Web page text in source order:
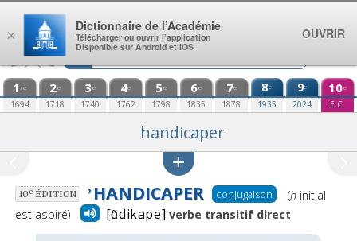
Aller au contenu
1 re
1694
2e
1718
3e
1740
4e
1762
5e
1798
6e
1835
7e
1878
8e
1935
9e
2024
10e
E.C.
handicaper
10eÉDITION ’ HANDICAPER conjugaison
:
(hinitial
est aspiré)
[ɑ̃dikape] verbe transitif direct
×
Dictionnaire de l’Académie
Télécharger ou ouvrir l’application
Disponible sur Android et iOS
OUVRIR